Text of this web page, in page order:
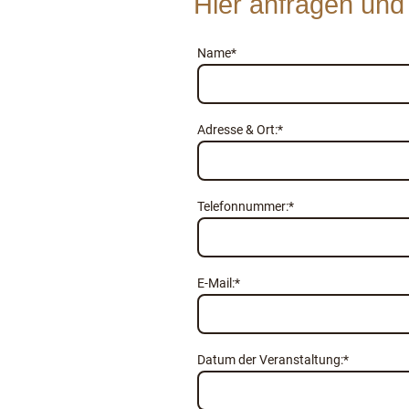
Name*
Adresse & Ort:*
Telefonnummer:*
E-Mail:*
Datum der Veranstaltung:*